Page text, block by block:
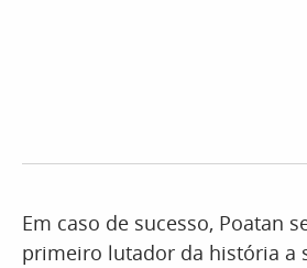
Em caso de sucesso, Poatan
primeiro lutador da história a